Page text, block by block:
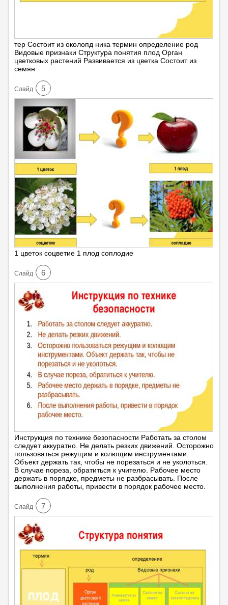
тер Состоит из околопд ника термин определение род
Видовые признаки Структура понятия плод Орган
цветковых растений Развивается из цветка Состоит из
семян
Cлайд 5
1 цветок соцветие 1 плод соплодие
Cлайд 6
Инструкция по технике безопасности Работать за столом
следует аккуратно. Не делать резких движений. Осторожно
пользоваться режущим и колющим инструментами.
Объект держать так, чтобы не порезаться и не уколоться.
В случае пореза, обратиться к учителю. Рабочее место
держать в порядке, предметы не разбрасывать. После
выполнения работы, привести в порядок рабочее место.
Cлайд 7